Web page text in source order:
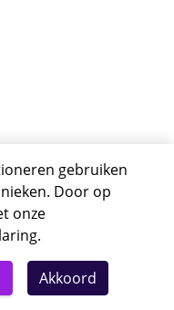
Deze reis nu boeken
gebruiken
Door op
onze
.
Akkoord